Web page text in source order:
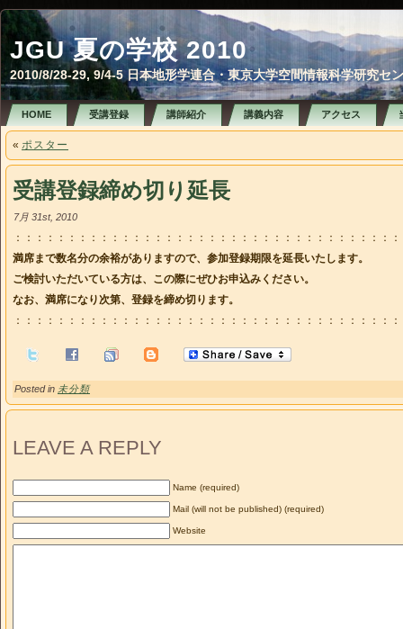
JGU 夏の学校 2010
2010/8/28-29, 9/4-5 日本地形学連合・東京大学空間情報科学研究セ
HOME 受講登録 講師紹介 講義内容 アクセス
« ポスター
受講登録締め切り延長
7月 31st, 2010
：：：：：：：：：：：：：：：：：：：：：：：：：：：：：：：：：：：
満席まで数名分の余裕がありますので、参加登録期限を延長いたします。
ご検討いただいている方は、この際にぜひお申込みください。
なお、満席になり次第、登録を締め切ります。
：：：：：：：：：：：：：：：：：：：：：：：：：：：：：：：：：：：
Posted in 未分類
LEAVE A REPLY
Name (required)
Mail (will not be published) (required)
Website